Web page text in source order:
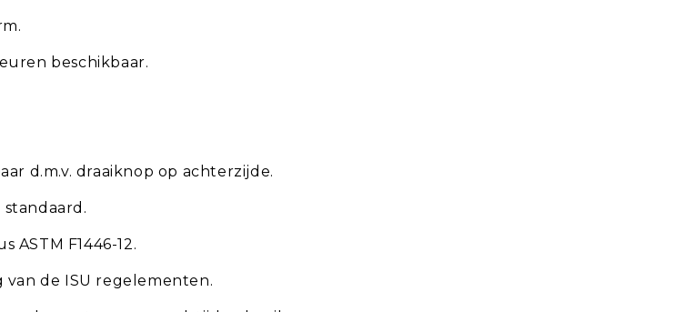
beschikbaar.
d.m.v. draaiknop op achterzijde.
standaard.
ASTM F1446-12.
van de ISU regelementen.